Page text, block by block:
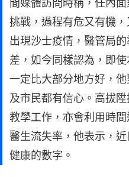
挑戰，過程有危又有機
出現沙士疫情，醫管局
差，如今同樣認為，即
一定比大部分地方好，
及市民都有信心。高拔
教學工作，亦會利用時
醫生流失率，他表示，
健康的數字。